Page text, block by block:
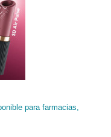
para farmacias,